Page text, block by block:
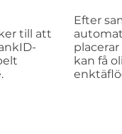
till att
Efter
kan få